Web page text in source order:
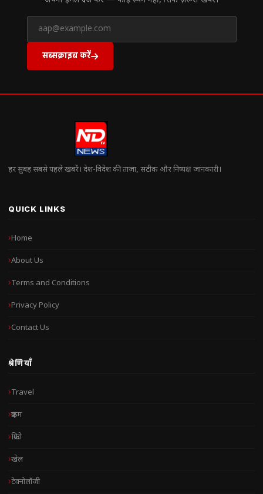
सब्सक्राइब करें
हर सुबह सबसे पहले खबरें। देश-विदेश की ताज़ा, सटीक और निष्पक्ष जानकारी।
QUICK LINKS
Home
About Us
Terms and Conditions
Privacy Policy
Contact Us
श्रेणियाँ
Travel
क्राइम
क्रिप्टो
खेल
टेक्नोलॉजी